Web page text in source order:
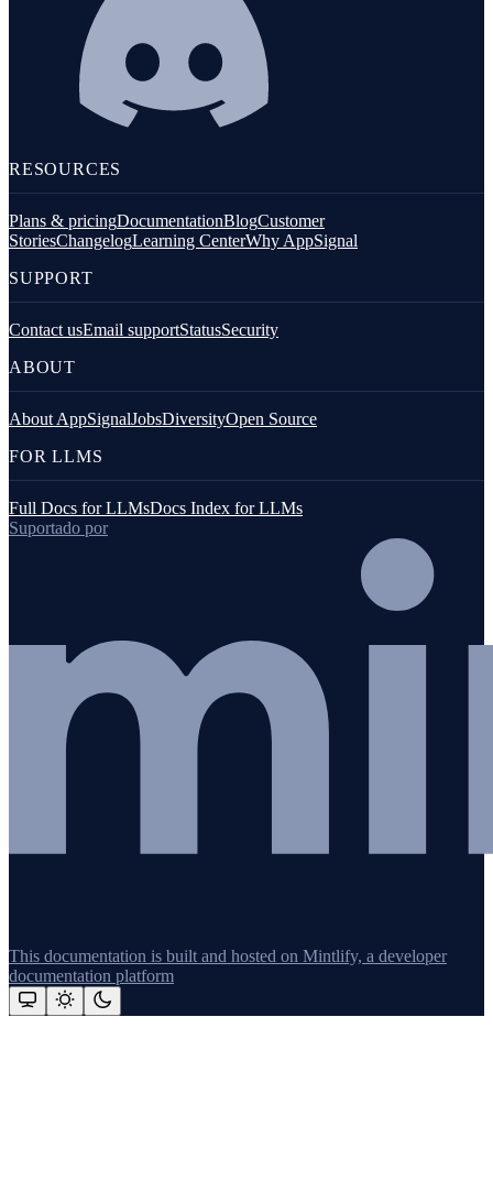
RESOURCES
Plans & pricingDocumentationBlogCustomer
StoriesChangelogLearning CenterWhy AppSignal
SUPPORT
Contact usEmail supportStatusSecurity
ABOUT
About AppSignalJobsDiversityOpen Source
FOR LLMS
Full Docs for LLMsDocs Index for LLMs
Suportado por
This documentation is built and hosted on Mintlify, a developer
documentation platform